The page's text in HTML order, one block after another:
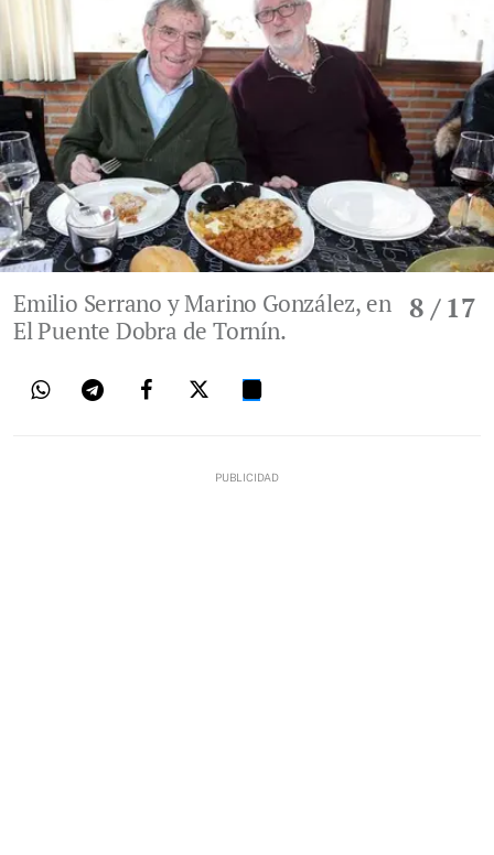
8 / 17
Emilio Serrano y Marino González, en
El Puente Dobra de Tornín.